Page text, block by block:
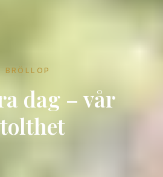
BRÖLLOP
dag – vår